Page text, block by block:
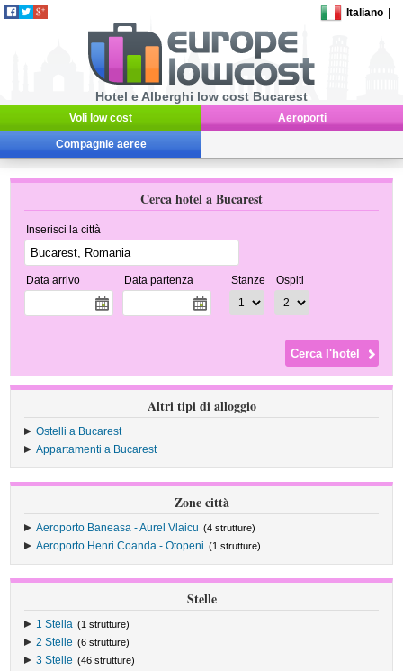
Italiano
Hotel e Alberghi low cost Bucarest
Voli low cost Aeroporti
Compagnie aeree
Cerca hotel a Bucarest
Inserisci la città
Data arrivo Data partenza Stanze Ospiti
Altri tipi di alloggio
Ostelli a Bucarest
Appartamenti a Bucarest
Zone città
Aeroporto Baneasa - Aurel Vlaicu (4 strutture)
Aeroporto Henri Coanda - Otopeni (1 strutture)
Stelle
1 Stella (1 strutture)
2 Stelle (6 strutture)
3 Stelle (46 strutture)